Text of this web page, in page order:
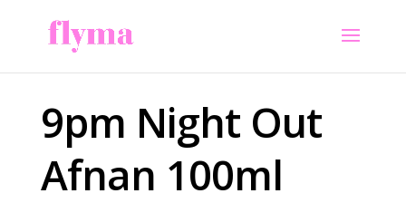
9pm Night Out
Afnan 100ml